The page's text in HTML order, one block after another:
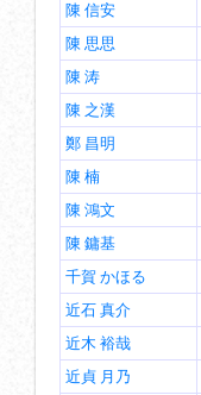
陳 信安
陳 思思
陳 涛
陳 之漢
鄭 昌明
陳 楠
陳 鴻文
陳 鏞基
千賀 かほる
近石 真介
近木 裕哉
近貞 月乃